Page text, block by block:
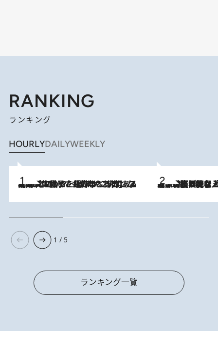
RANKING
ランキング
HOURLYDAILYWEEKLY
2026.8.5
【阿川佐和子さんの年とる力】なぜ70代で始めた趣味は“こんなに楽しい”のか？ ピアノ、俳句…スランプに陥っても続けられる“ある秘訣”とは 2026.8.5
【なぜ吉沢亮は「気配を消せる」のか？】興行収入208億の『国宝』を経て挑むミュージカル『ディア・エヴァン・ハンセン』。トップ俳優が舞台上でさらけ出した“孤独”とは
1 / 5
ランキング一覧